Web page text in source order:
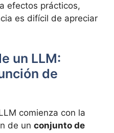
efectos prácticos,
es difícil de apreciar
un LLM:
de
comienza con la
de un conjunto de